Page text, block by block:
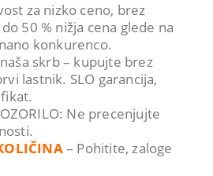
za nizko ceno, brez
50 % nižja cena glede na
konkurenco.
skrb – kupujte brez
lastnik. SLO garancija,
Ne precenjujte
– Pohitite, zaloge